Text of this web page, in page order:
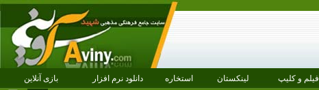
فیلم و کلیپ لینکستان استخاره دانلود نرم افزار بازی آنلاین